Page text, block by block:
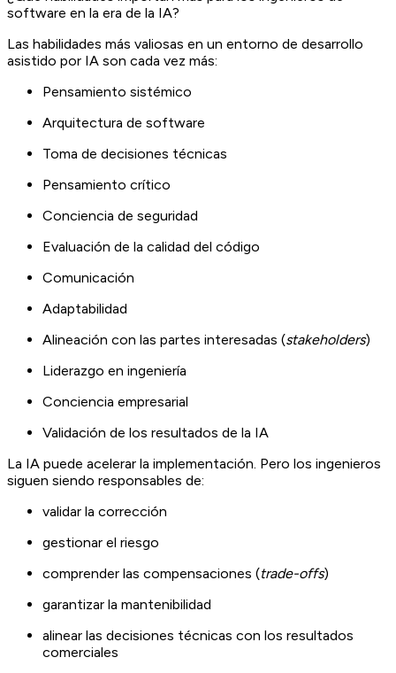
software en la era de la IA?
Las habilidades más valiosas en un entorno de desarrollo
asistido por IA son cada vez más:
Pensamiento sistémico
Arquitectura de software
Toma de decisiones técnicas
Pensamiento crítico
Conciencia de seguridad
Evaluación de la calidad del código
Comunicación
Adaptabilidad
Alineación con las partes interesadas (stakeholders)
Liderazgo en ingeniería
Conciencia empresarial
Validación de los resultados de la IA
La IA puede acelerar la implementación. Pero los ingenieros
siguen siendo responsables de:
validar la corrección
gestionar el riesgo
comprender las compensaciones (trade-offs)
garantizar la mantenibilidad
alinear las decisiones técnicas con los resultados
comerciales